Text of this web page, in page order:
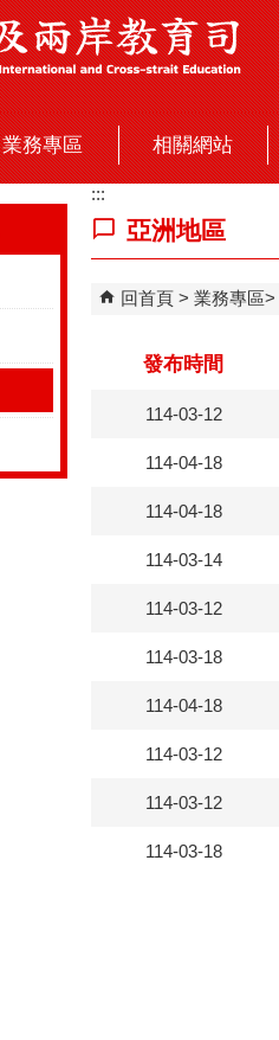
業務專區 相關網站
:::
亞洲地區
回首頁 業務專區
發布時間
114-03-12
114-04-18
114-04-18
114-03-14
114-03-12
114-03-18
114-04-18
114-03-12
114-03-12
114-03-18